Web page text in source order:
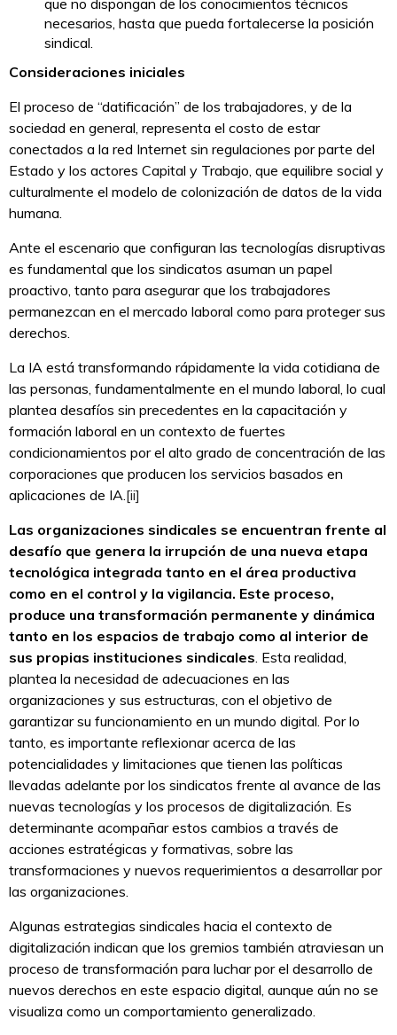
necesarios, hasta que pueda fortalecerse la posición
sindical.
Consideraciones iniciales
El proceso de “datificación” de los trabajadores, y de la
sociedad en general, representa el costo de estar
conectados a la red Internet sin regulaciones por parte del
Estado y los actores Capital y Trabajo, que equilibre social y
culturalmente el modelo de colonización de datos de la vida
humana.
Ante el escenario que configuran las tecnologías disruptivas
es fundamental que los sindicatos asuman un papel
proactivo, tanto para asegurar que los trabajadores
permanezcan en el mercado laboral como para proteger sus
derechos.
La IA está transformando rápidamente la vida cotidiana de
las personas, fundamentalmente en el mundo laboral, lo cual
plantea desafíos sin precedentes en la capacitación y
formación laboral en un contexto de fuertes
condicionamientos por el alto grado de concentración de las
corporaciones que producen los servicios basados en
aplicaciones de IA. [ii]
Las organizaciones sindicales se encuentran frente al
desafío que genera la irrupción de una nueva etapa
tecnológica integrada tanto en el área productiva
como en el control y la vigilancia. Este proceso,
produce una transformación permanente y dinámica
tanto en los espacios de trabajo como al interior de
sus propias instituciones sindicales . Esta realidad,
plantea la necesidad de adecuaciones en las
organizaciones y sus estructuras, con el objetivo de
garantizar su funcionamiento en un mundo digital. Por lo
tanto, es importante reflexionar acerca de las
potencialidades y limitaciones que tienen las políticas
llevadas adelante por los sindicatos frente al avance de las
nuevas tecnologías y los procesos de digitalización. Es
determinante acompañar estos cambios a través de
acciones estratégicas y formativas, sobre las
transformaciones y nuevos requerimientos a desarrollar por
las organizaciones.
Algunas estrategias sindicales hacia el contexto de
digitalización indican que los gremios también atraviesan un
proceso de transformación para luchar por el desarrollo de
nuevos derechos en este espacio digital, aunque aún no se
visualiza como un comportamiento generalizado.